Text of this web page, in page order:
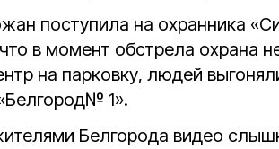
поступила на охранника
в момент обстрела охрана
на парковку, людей
1».
Белгорода видео